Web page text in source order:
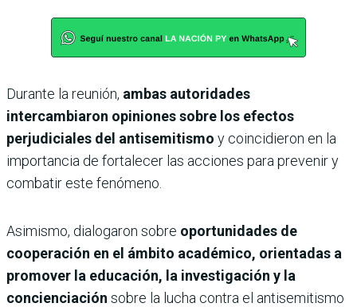
Durante la reunión, ambas autoridades
intercambiaron opiniones sobre los efectos
perjudiciales del antisemitismo y coincidieron en la
importancia de fortalecer las acciones para prevenir y
combatir este fenómeno.
Asimismo, dialogaron sobre oportunidades de
cooperación en el ámbito académico, orientadas a
promover la educación, la investigación y la
concienciación sobre la lucha contra el antisemitismo